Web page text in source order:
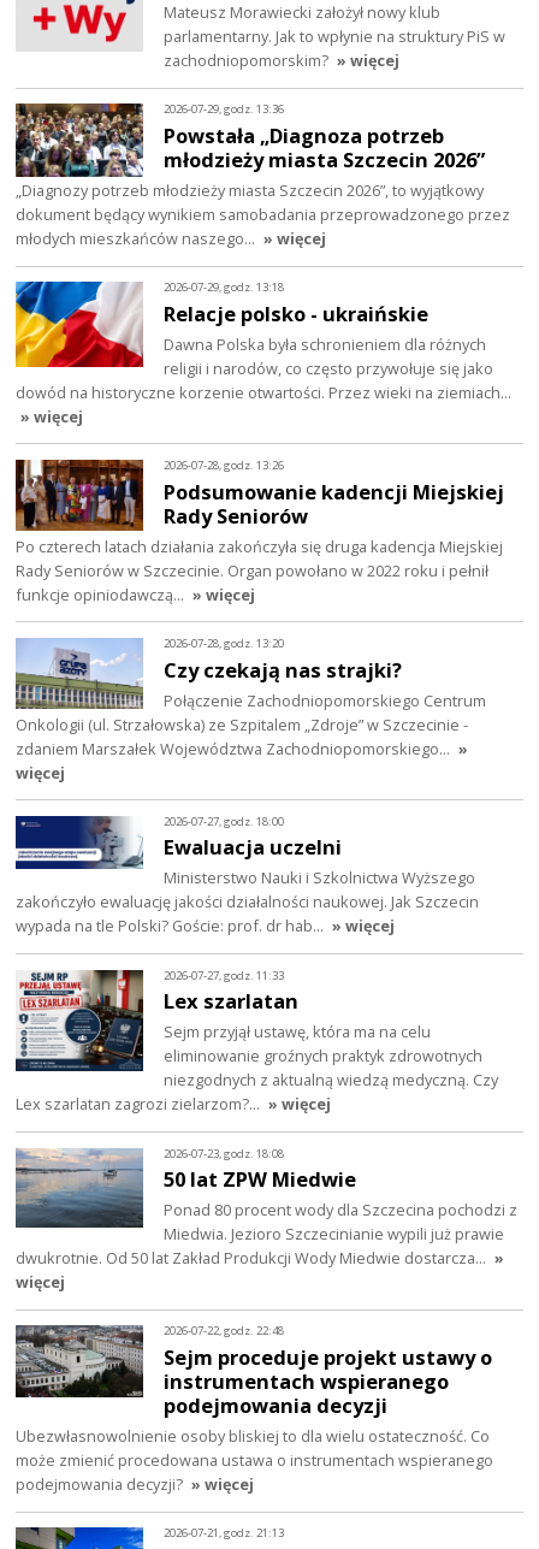
Mateusz Morawiecki założył nowy klub
parlamentarny. Jak to wpłynie na struktury PiS w
zachodniopomorskim? » więcej
2026-07-29, godz. 13:36
Powstała „Diagnoza potrzeb
młodzieży miasta Szczecin 2026”
„Diagnozy potrzeb młodzieży miasta Szczecin 2026”, to wyjątkowy
dokument będący wynikiem samobadania przeprowadzonego przez
młodych mieszkańców naszego… » więcej
2026-07-29, godz. 13:18
Relacje polsko - ukraińskie
Dawna Polska była schronieniem dla różnych
religii i narodów, co często przywołuje się jako
dowód na historyczne korzenie otwartości. Przez wieki na ziemiach…
» więcej
2026-07-28, godz. 13:26
Podsumowanie kadencji Miejskiej
Rady Seniorów
Po czterech latach działania zakończyła się druga kadencja Miejskiej
Rady Seniorów w Szczecinie. Organ powołano w 2022 roku i pełnił
funkcje opiniodawczą… » więcej
2026-07-28, godz. 13:20
Czy czekają nas strajki?
Połączenie Zachodniopomorskiego Centrum
Onkologii (ul. Strzałowska) ze Szpitalem „Zdroje” w Szczecinie -
zdaniem Marszałek Województwa Zachodniopomorskiego… »
więcej
2026-07-27, godz. 18:00
Ewaluacja uczelni
Ministerstwo Nauki i Szkolnictwa Wyższego
zakończyło ewaluację jakości działalności naukowej. Jak Szczecin
wypada na tle Polski? Goście: prof. dr hab… » więcej
2026-07-27, godz. 11:33
Lex szarlatan
Sejm przyjął ustawę, która ma na celu
eliminowanie groźnych praktyk zdrowotnych
niezgodnych z aktualną wiedzą medyczną. Czy
Lex szarlatan zagrozi zielarzom?… » więcej
2026-07-23, godz. 18:08
50 lat ZPW Miedwie
Ponad 80 procent wody dla Szczecina pochodzi z
Miedwia. Jezioro Szczecinianie wypili już prawie
dwukrotnie. Od 50 lat Zakład Produkcji Wody Miedwie dostarcza… »
więcej
2026-07-22, godz. 22:48
Sejm proceduje projekt ustawy o
instrumentach wspieranego
podejmowania decyzji
Ubezwłasnowolnienie osoby bliskiej to dla wielu ostateczność. Co
może zmienić procedowana ustawa o instrumentach wspieranego
podejmowania decyzji? » więcej
2026-07-21, godz. 21:13